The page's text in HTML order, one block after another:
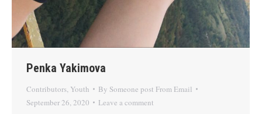
Penka Yakimova
Contributors, Youth By Someone post From Email
September 26, 2020
Leave a comment